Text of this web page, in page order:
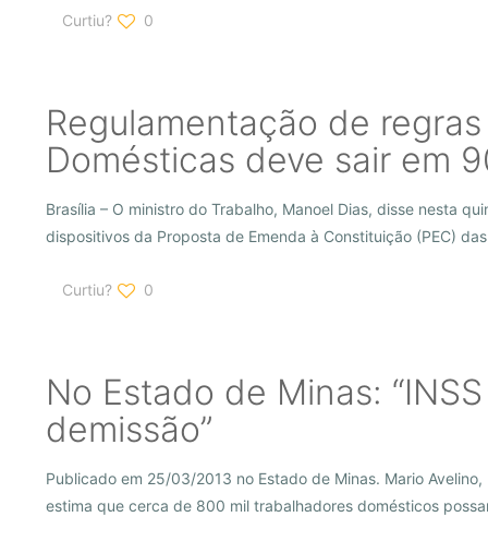
Curtiu? 0
Regulamentação de
Domésticas deve sair em
Brasília – O ministro do Trabalho, Manoel Dias, disse nesta
dispositivos da Proposta de Emenda à Constituição (PEC)
Curtiu? 0
No Estado de Minas:
demissão”
Publicado em 25/03/2013 no Estado de Minas. Mario
estima que cerca de 800 mil trabalhadores domésticos